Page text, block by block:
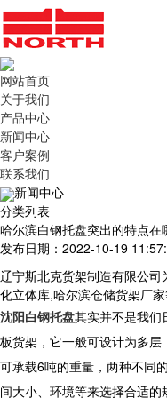
网站首页
关于我们
产品中心
新闻中心
客户案例
联系我们
新闻中心
分类列表
哈尔滨白钢托盘突出的特点在
发布日期：2022-10-19
辽宁斯北克货架制造有限公司
化立体库,哈尔滨仓储货架厂
沈阳白钢托盘其实并不是我们
板货架，它一般可设计为多
可承载6吨的重量，两种不同
间大小、环境等来选择合适